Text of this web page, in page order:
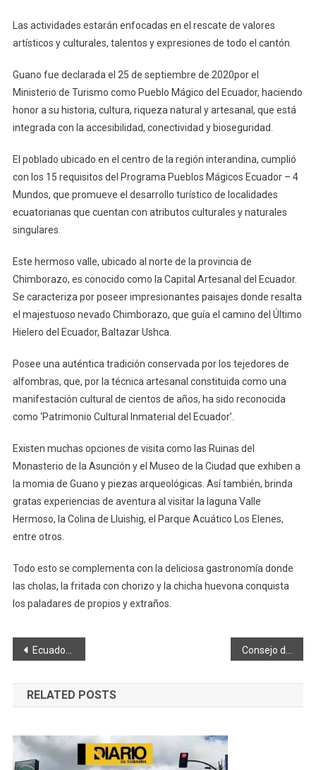
Las actividades estarán enfocadas en el rescate de valores
artísticos y culturales, talentos y expresiones de todo el cantón.
Guano fue declarada el 25 de septiembre de 2020por el
Ministerio de Turismo como Pueblo Mágico del Ecuador, haciendo
honor a su historia, cultura, riqueza natural y artesanal, que está
integrada con la accesibilidad, conectividad y bioseguridad.
El poblado ubicado en el centro de la región interandina, cumplió
con los 15 requisitos del Programa Pueblos Mágicos Ecuador – 4
Mundos, que promueve el desarrollo turístico de localidades
ecuatorianas que cuentan con atributos culturales y naturales
singulares.
Este hermoso valle, ubicado al norte de la provincia de
Chimborazo, es conocido como la Capital Artesanal del Ecuador.
Se caracteriza por poseer impresionantes paisajes donde resalta
el majestuoso nevado Chimborazo, que guía el camino del Último
Hielero del Ecuador, Baltazar Ushca.
Posee una auténtica tradición conservada por los tejedores de
alfombras, que, por la técnica artesanal constituida como una
manifestación cultural de cientos de años, ha sido reconocida
como ‘Patrimonio Cultural Inmaterial del Ecuador’.
Existen muchas opciones de visita como las Ruinas del
Monasterio de la Asunción y el Museo de la Ciudad que exhiben a
la momia de Guano y piezas arqueológicas. Así también, brinda
gratas experiencias de aventura al visitar la laguna Valle
Hermoso, la Colina de Lluishig, el Parque Acuático Los Elenes,
entre otros.
Todo esto se complementa con la deliciosa gastronomía donde
las cholas, la fritada con chorizo y la chicha huevona conquista
los paladares de propios y extraños.
Navegación
de
entradas
Ecuador. Cifras del Covid 19 son estables, se monitorea alerta por viruela del mono
RELATED POSTS